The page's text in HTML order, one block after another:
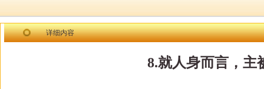
详细内容
8.就人身而言，主